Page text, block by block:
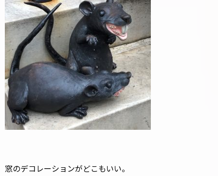
窓のデコレーションがどこもいい。